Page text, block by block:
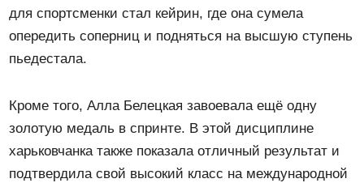
для спортсменки стал кейрин, где она сумела
опередить соперниц и подняться на высшую ступень
пьедестала.
Кроме того, Алла Белецкая завоевала ещё одну
золотую медаль в спринте. В этой дисциплине
харьковчанка также показала отличный результат и
подтвердила свой высокий класс на международной